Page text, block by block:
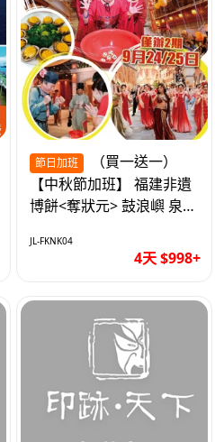
節日加班
【中秋節加班】 福建非遺
博餅<奪狀元> 鼓浪嶼 泉州
車超值4天
JL-FKNK04
4天 $998+